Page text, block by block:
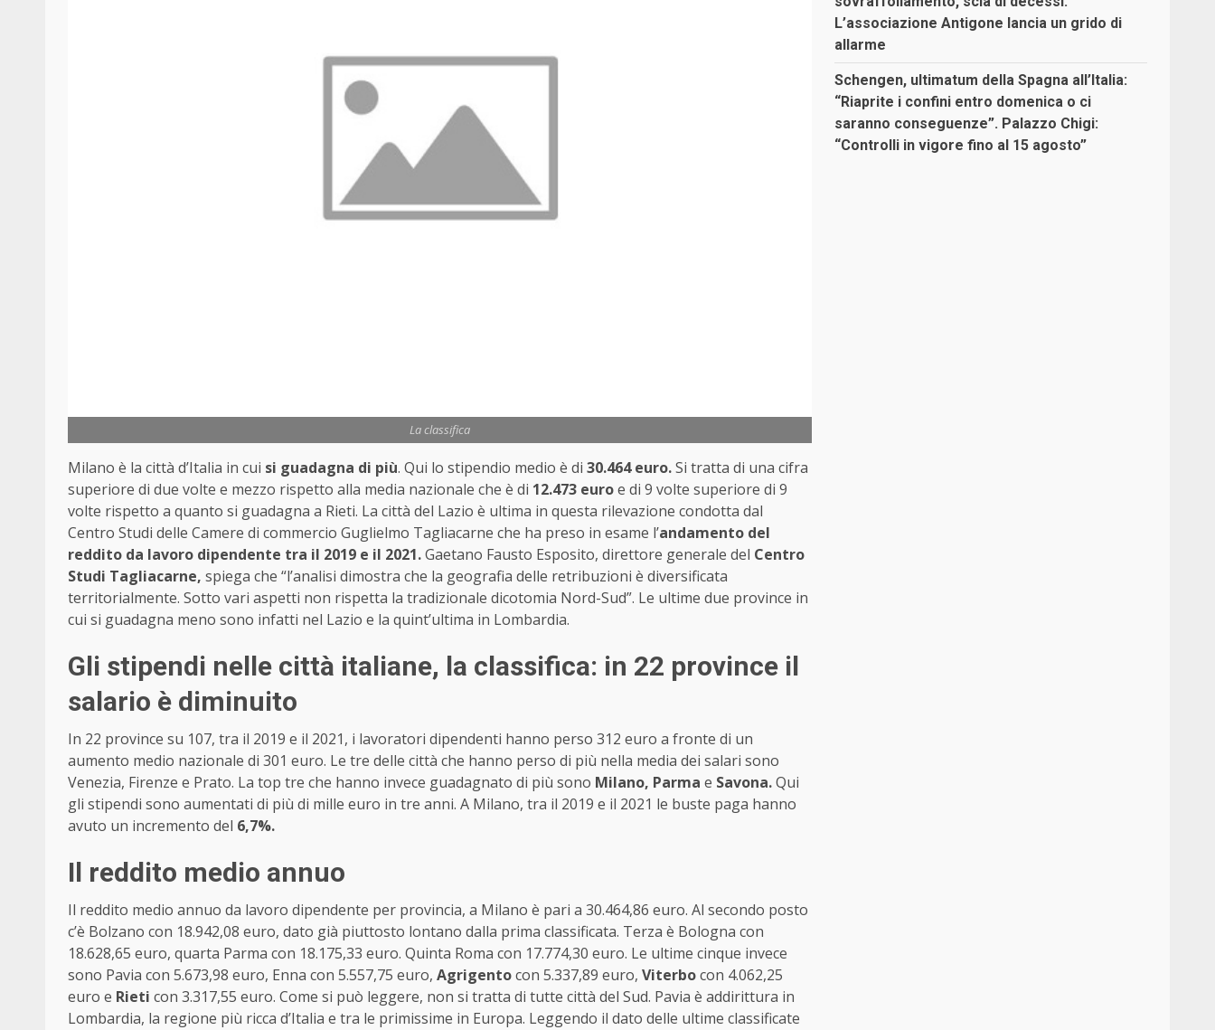
La classifica
Milano è la città d’Italia in cui si guadagna di più. Qui lo stipendio medio è di 30.464 euro.Si tratta di una cifra
superiore di due volte e mezzo rispetto alla media nazionale che è di 12.473 euroe di 9 volte superiore di 9
volte rispetto a quanto si guadagna a Rieti. La città del Lazio è ultima in questa rilevazione condotta dal
Centro Studi delle Camere di commercio Guglielmo Tagliacarne che ha preso in esame l’andamento del
reddito da lavoro dipendente tra il 2019 e il 2021.Gaetano Fausto Esposito, direttore generale del Centro
Studi Tagliacarne, spiega che “l’analisi dimostra che la geografia delle retribuzioni è diversificata
territorialmente. Sotto vari aspetti non rispetta la tradizionale dicotomia Nord-Sud”. Le ultime due province in
cui si guadagna meno sono infatti nel Lazio e la quint’ultima in Lombardia.
Gli stipendi nelle città italiane, la classifica: in 22 province il
salario è diminuito
In 22 province su 107, tra il 2019 e il 2021, i lavoratori dipendenti hanno perso 312 euro a fronte di un
aumento medio nazionale di 301 euro. Le tre delle città che hanno perso di più nella media dei salari sono
Venezia, Firenze e Prato. La top tre che hanno invece guadagnato di più sono Milano, Parma e Savona.Qui
gli stipendi sono aumentati di più di mille euro in tre anni. A Milano, tra il 2019 e il 2021 le buste paga hanno
avuto un incremento del 6,7%.
Il reddito medio annuo
Il reddito medio annuo da lavoro dipendente per provincia, a Milano è pari a 30.464,86 euro. Al secondo posto
c’è Bolzano con 18.942,08 euro, dato già piuttosto lontano dalla prima classificata. Terza è Bologna con
18.628,65 euro, quarta Parma con 18.175,33 euro. Quinta Roma con 17.774,30 euro. Le ultime cinque invece
sono Pavia con 5.673,98 euro, Enna con 5.557,75 euro, Agrigentocon 5.337,89 euro, Viterbocon 4.062,25
euro e Rieti con 3.317,55 euro. Come si può leggere, non si tratta di tutte città del Sud. Pavia è addirittura in
Lombardia, la regione più ricca d’Italia e tra le primissime in Europa. Leggendo il dato delle ultime classificate
L’associazione Antigone lancia un grido di
allarme
Schengen, ultimatum della Spagna all’Italia:
“Riaprite i confini entro domenica o ci
saranno conseguenze”. Palazzo Chigi:
“Controlli in vigore fino al 15 agosto”